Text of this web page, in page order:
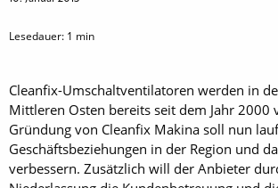
Lesedauer: 1 min
Cleanfix-Umschaltventilatoren werden in
Mittleren Osten bereits seit dem Jahr 2000
Gründung von Cleanfix Makina soll nun
Geschäftsbeziehungen in der Region und
verbessern. Zusätzlich will der Anbieter